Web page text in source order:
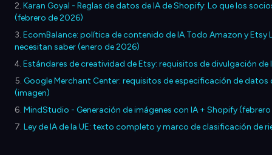
Karan Goyal - Reglas de datos de IA de Shopify: Lo que los
(febrero de 2026)
EcomBalance: política de contenido de IA Todo Amazon y Etsy
necesitan saber (enero de 2026)
Estándares de creatividad de Etsy: requisitos de divulgación de
Google Merchant Center: requisitos de especificación de
(imagen)
MindStudio - Generación de imágenes con IA + Shopify
Ley de IA de la UE: texto completo y marco de clasificación de